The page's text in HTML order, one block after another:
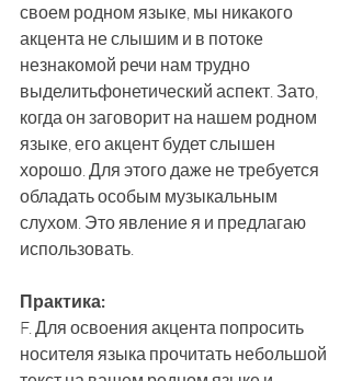
своем родном языке, мы никакого
акцента не слышим и в потоке
незнакомой речи нам трудно
выделитьфонетический аспект. Зато,
когда он заговорит на нашем родном
языке, его акцент будет слышен
хорошо. Для этого даже не требуется
обладать особым музыкальным
слухом. Это явление я и предлагаю
использовать.
Практика:
F. Для освоения акцента попросить
носителя языка прочитать небольшой